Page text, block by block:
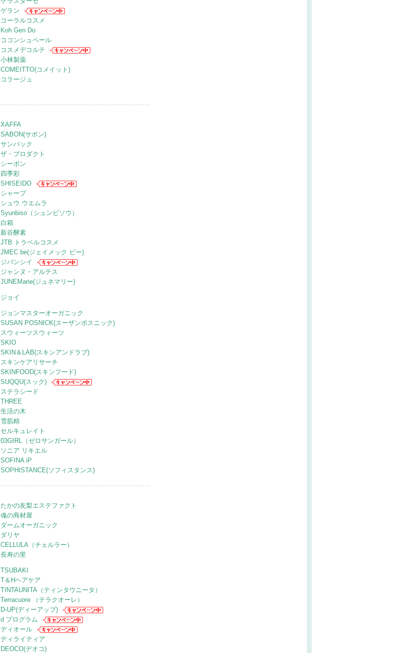
ゲラン
コーラルコスメ
Koh Gen Do
ココンシュペール
コスメデコルテ
小林製薬
COMEITTO(コメイット)
コラージュ
XAFFA
SABON(サボン)
サンパック
ザ・プロダクト
シーボン
四季彩
SHISEIDO
シャープ
シュウ ウエムラ
Syunbiso（シュンビソウ）
白箱
新谷酵素
JTB トラベルコスメ
JMEC be(ジェイメック ビー)
ジバンシイ
ジャンヌ・アルテス
JUNEMarie(ジュネマリー)
ジョイ
ジョンマスターオーガニック
SUSAN POSNICK(スーザンポスニック)
スウィーツスウィーツ
SKIO
SKIN＆LAB(スキンアンドラブ)
スキンケアリサーチ
SKINFOOD(スキンフード)
SUQQU(スック)
ステラシード
THREE
生活の木
雪肌精
セルキュレイト
03GIRL（ゼロサンガール）
ソニア リキエル
SOFINA iP
SOPHISTANCE(ソフィスタンス)
たかの友梨エステファクト
魂の商材屋
ダームオーガニック
ダリヤ
CELLULA（チェルラー）
長寿の里
TSUBAKI
T＆Hヘアケア
TINTAUNITA（ティンタウニータ）
Terracuore （テラクオーレ）
D-UP(ディーアップ)
d プログラム
ディオール
ディライティア
DEOCO(デオコ)